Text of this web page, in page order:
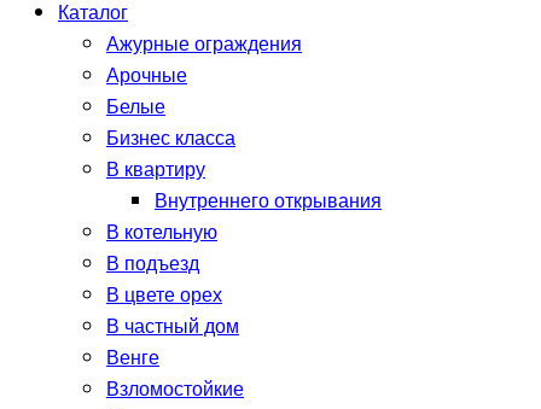
Каталог
Ажурные ограждения
Арочные
Белые
Бизнес класса
В квартиру
Внутреннего открывания
В котельную
В подъезд
В цвете орех
В частный дом
Венге
Взломостойкие